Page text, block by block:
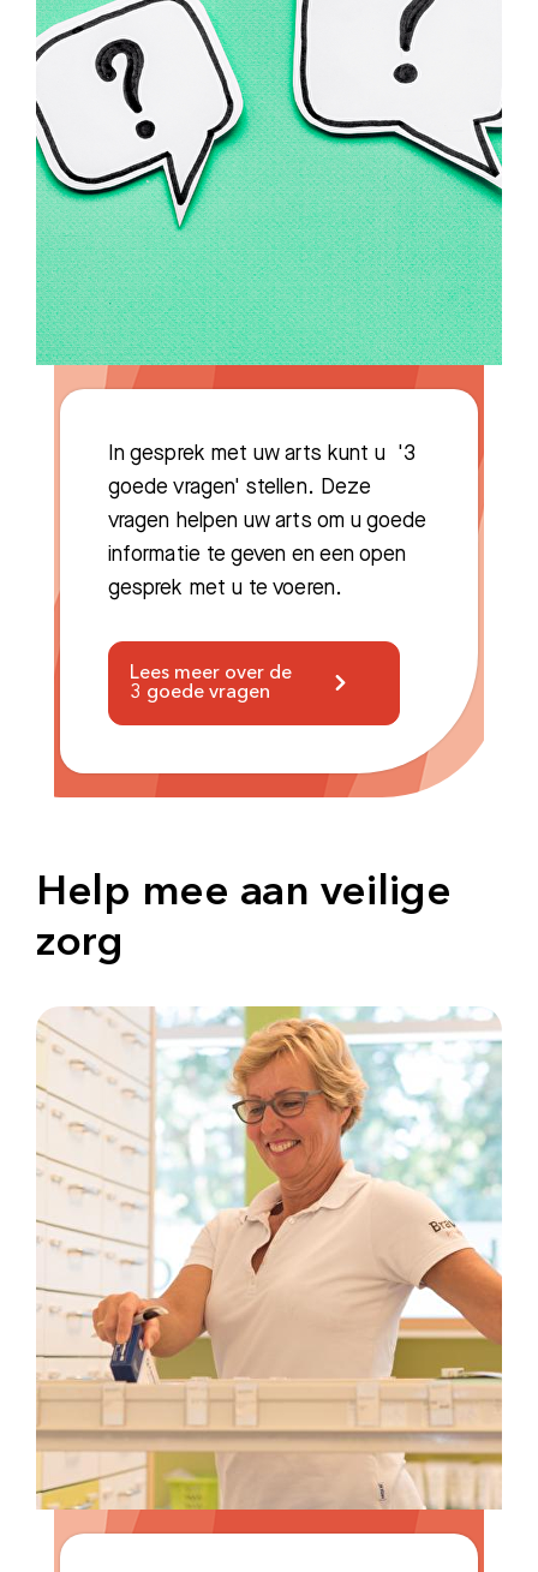
Zoeken
In gesprek met uw arts kunt u '3
goede vragen' stellen. Deze
vragen helpen uw arts om u goede
informatie te geven en een open
gesprek met u te voeren.
Lees meer over de
3 goede vragen
Help mee aan veilige
zorg